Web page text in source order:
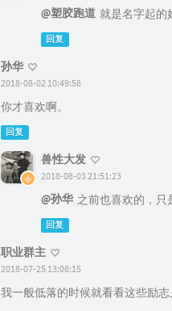
@塑胶跑道 就是名字起的
回复
孙华
2018-08-02 10:49:58
你才喜欢啊。
回复
兽性大发
2018-08-03 21:51:23
@孙华 之前也喜欢的，只
回复
职业群主
2018-07-25 13:08:15
我一般低落的时候就看看这些励